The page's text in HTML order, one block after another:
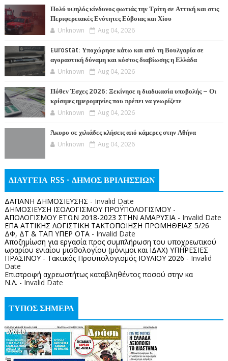
Πολύ υψηλός κίνδυνος φωτιάς την Τρίτη σε Αττική και στις
Περιφερειακές Ενότητες Εύβοιας και Χίου
Unknown Aug 04, 2026
Eurostat: Υποχώρησε κάτω και από τη Βουλγαρία σε
αγοραστική δύναμη και κόστος διαβίωσης η Ελλάδα
Unknown Aug 04, 2026
Πόθεν Έσχες 2026: Ξεκίνησε η διαδικασία υποβολής – Οι
κρίσιμες ημερομηνίες που πρέπει να γνωρίζετε
Unknown Aug 04, 2026
Άκυρο σε χιλιάδες κλήσεις από κάμερες στην Αθήνα
Unknown Aug 04, 2026
ΔΙΑΥΓΕΙΑ RSS - ΔΗΜΟΣ ΒΡΙΛΗΣΣΙΩΝ
ΔΑΠΑΝΗ ΔΗΜΟΣΙΕΥΣΗΣ - Invalid Date
ΔΗΜΟΣΙΕΥΣΗ ΙΣΟΛΟΓΙΣΜΟΥ ΠΡΟΫΠΟΛΟΓΙΣΜΟΥ -
ΑΠΟΛΟΓΙΣΜΟΥ ΕΤΩΝ 2018-2023 ΣΤΗΝ ΑΜΑΡΥΣΙΑ- Invalid Date
ΕΠΑ ΑΤΤΙΚΗΣ ΛΟΓΙΣΤΙΚΗ ΤΑΚΤΟΠΟΙΗΣΗ ΠΡΟΜΗΘΕΙΑΣ 5/26
ΔΦ, ΔΤ & ΤΑΠ ΥΠΕΡ ΟΤΑ- Invalid Date
Αποζημίωση για εργασία προς συμπλήρωση του υποχρεωτικού
ωραρίου ενιαίου μισθολογίου (μόνιμοι και ΙΔΑΧ) ΥΠΗΡΕΣΙΕΣ
ΠΡΑΣΙΝΟΥ - Τακτικός Προυπολογισμός ΙΟΥΛΙΟΥ 2026 - Invalid
Date
Επιστροφή αχρεωστήτως καταβληθέντος ποσoύ στην κα
Ν.Λ. - Invalid Date
ΤΥΠΟΣ ΣΗΜΕΡΑ